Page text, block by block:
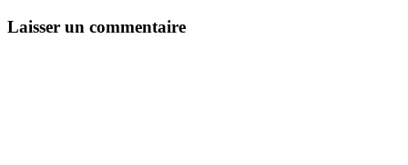
Laisser un commentaire